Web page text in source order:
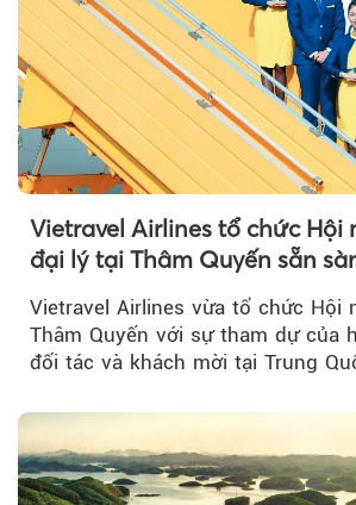
Vietravel Airlines tổ chức Hội
đại lý tại Thâm Quyến sẵn
đường bay thẳng TP.HCM -
Vietravel Airlines vừa tổ chức Hội
Thâm Quyến với sự tham dự của
đối tác và khách mời tại Trung